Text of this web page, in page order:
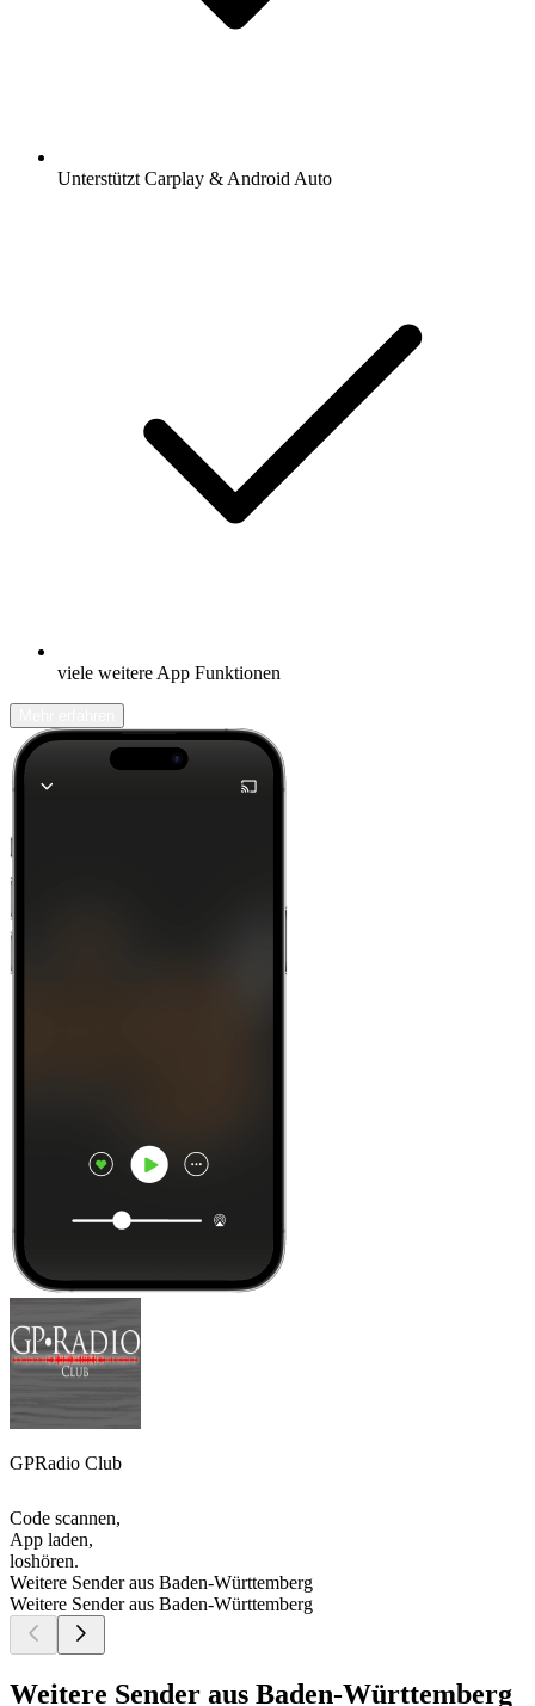
Unterstützt Carplay & Android Auto
viele weitere App Funktionen
GPRadio Club
Code scannen,
App laden,
loshören.
Weitere Sender aus Baden-Württemberg
Weitere Sender aus Baden-Württemberg
Weitere Sender aus Baden-Württemberg